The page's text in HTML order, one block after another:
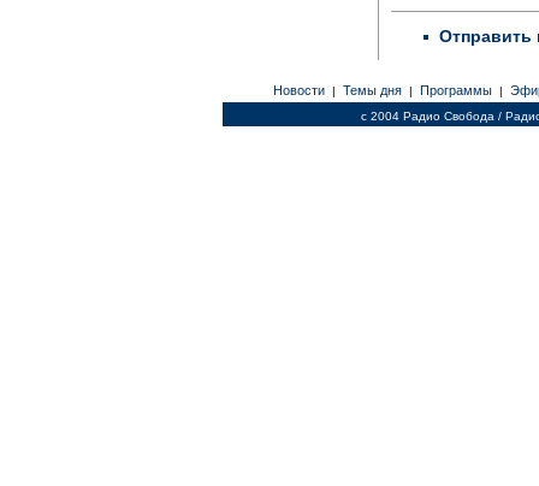
Отправить
Новости | Темы дня | Программы |
c 2004 Радио Свобода /